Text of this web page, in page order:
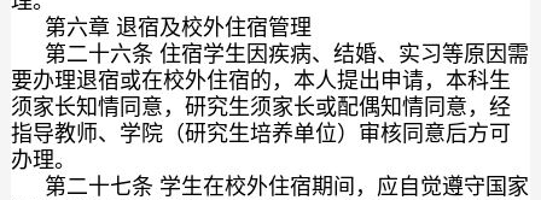
第六章 退宿及校外住宿管理
第二十六条 住宿学生因疾病、结婚、实习等原因需
要办理退宿或在校外住宿的，本人提出申请，本科生
须家长知情同意，研究生须家长或配偶知情同意，经
指导教师、学院（研究生培养单位）审核同意后方可
办理。
第二十七条 学生在校外住宿期间，应自觉遵守国家